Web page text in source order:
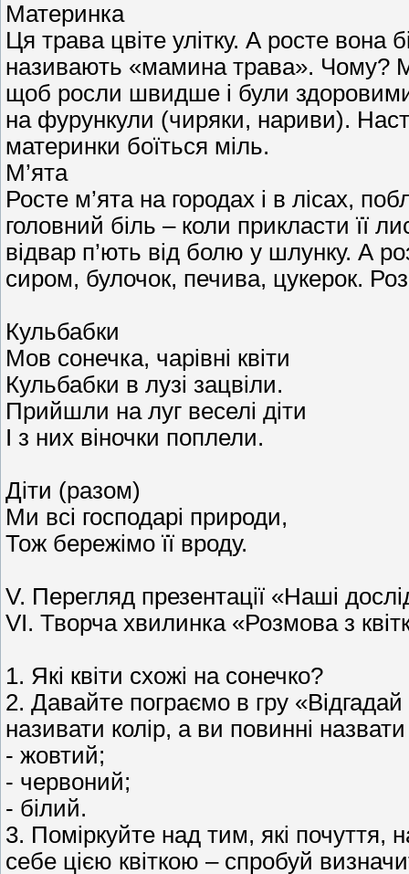
Материнка
Ця трава цвіте улітку. А росте вона
називають «мамина трава». Чому?
щоб росли швидше і були
на фурункули (чиряки, нариви).
материнки боїться міль.
М’ята
Росте м’ята на городах і в лісах,
головний біль – коли прикласти її
відвар п’ють від болю у шлунку. А
сиром, булочок, печива, цукерок.
Кульбабки
Мов сонечка, чарівні квіти
Кульбабки в лузі зацвіли.
Прийшли на луг веселі діти
І з них віночки поплели.
Діти (разом)
Ми всі господарі природи,
Тож бережімо її вроду.
V. Перегляд презентації «Наші
VI. Творча хвилинка «Розмова з
1. Які квіти схожі на сонечко?
2. Давайте пограємо в гру
називати колір, а ви повинні
- жовтий;
- червоний;
- білий.
3. Поміркуйте над тим, які почуття,
себе цією квіткою – спробуй